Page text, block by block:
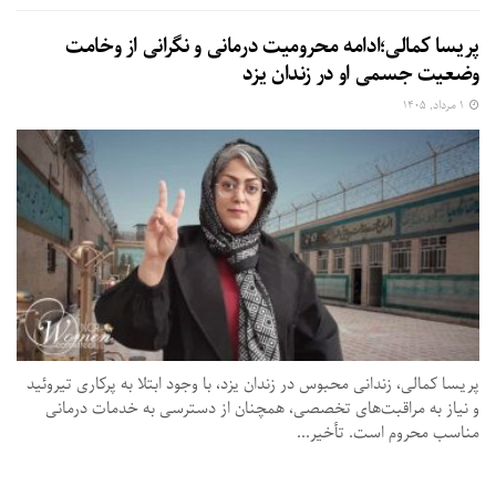
پریسا کمالی؛ادامه محرومیت درمانی و نگرانی از وخامت
وضعیت جسمی او در زندان یزد
پریسا کمالی، زندانی محبوس در زندان یزد، با وجود ابتلا به پرکاری تیروئید
و نیاز به مراقبت‌های تخصصی، همچنان از دسترسی به خدمات درمانی
مناسب محروم است. تأخیر...